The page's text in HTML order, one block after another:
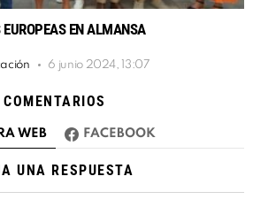
EN ALMANSA
6 junio 2024, 13:07
COMENTARIOS
WEB FACEBOOK
UNA RESPUESTA